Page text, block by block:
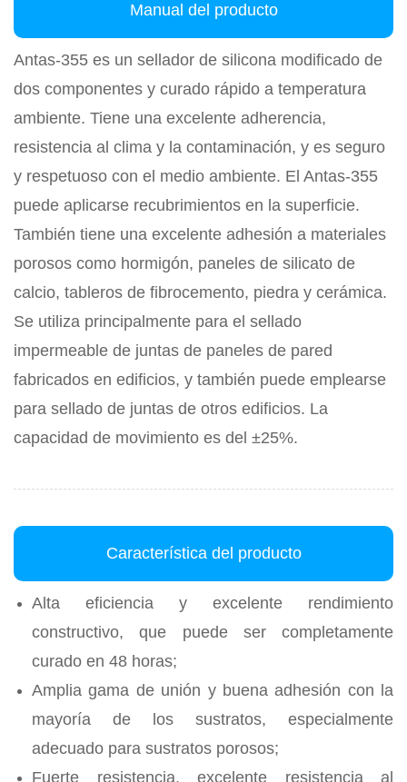
Manual del producto
Antas-355 es un sellador de silicona modificado de
dos componentes y curado rápido a temperatura
ambiente. Tiene una excelente adherencia,
resistencia al clima y la contaminación, y es seguro
y respetuoso con el medio ambiente. El Antas-355
puede aplicarse recubrimientos en la superficie.
También tiene una excelente adhesión a materiales
porosos como hormigón, paneles de silicato de
calcio, tableros de fibrocemento, piedra y cerámica.
Se utiliza principalmente para el sellado
impermeable de juntas de paneles de pared
fabricados en edificios, y también puede emplearse
para sellado de juntas de otros edificios. La
capacidad de movimiento es del ±25%.
Característica del producto
Alta eficiencia y excelente rendimiento
constructivo, que puede ser completamente
curado en 48 horas;
Amplia gama de unión y buena adhesión con la
mayoría de los sustratos, especialmente
adecuado para sustratos porosos;
Fuerte resistencia, excelente resistencia al